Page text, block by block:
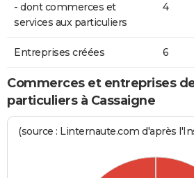
- dont commerces et
services aux particuliers
4
Entreprises créées 6
Commerces et entreprises
particuliers à Cassaigne
(source : Linternaute.com d'après